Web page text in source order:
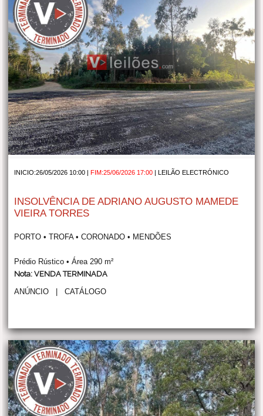
INICIO:26/05/2026 10:00 |FIM:25/06/2026 17:00 |LEILÃO ELECTRÓNICO
INSOLVÊNCIA DE ADRIANO AUGUSTO MAMEDE
VIEIRA TORRES
PORTO • TROFA • CORONADO • MENDÕES
Prédio Rústico • Área 290 m²
Nota: VENDA TERMINADA
ANÚNCIO |CATÁLOGO